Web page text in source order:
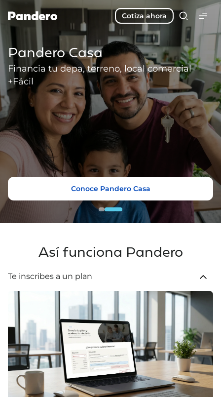
Cotiza ahora
Pandero Auto
Financia tu auto nuevo +Fácil
Conoce Pandero Auto
Pandero Casa
Financia tu depa, terreno, local comercial
+Fácil
Conoce Pandero Casa
Así funciona Pandero
Te inscribes a un plan